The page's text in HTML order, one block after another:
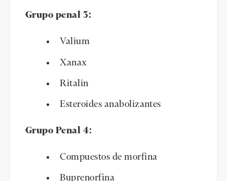
Grupo penal 3:
Valium
Xanax
Ritalin
Esteroides anabolizantes
Grupo Penal 4:
Compuestos de morfina
Buprenorfina